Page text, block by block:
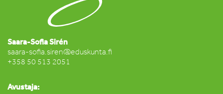
Saara-Sofia Sirén
saara-sofia.siren@eduskunta.fi
+358 50 513 2051
Avustaja: